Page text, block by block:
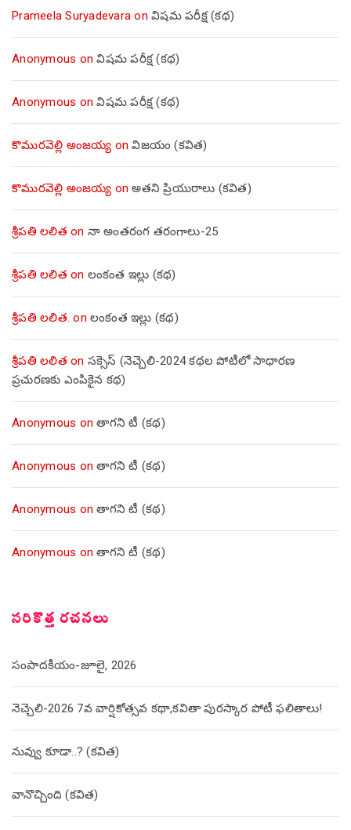
Prameela Suryadevara on విషమ పరీక్ష (క‌థ‌)
Anonymous onవిషమ పరీక్ష (క‌థ‌)
Anonymous onవిషమ పరీక్ష (క‌థ‌)
కొమురవెల్లి అంజయ్య onవిజయం (కవిత)
కొమురవెల్లి అంజయ్య onఅతని ప్రియురాలు (కవిత)
శ్రీపతి లలిత on నా అంతరంగ తరంగాలు-25
శ్రీపతి లలిత on లంకంత ఇల్లు (కథ)
శ్రీపతి లలిత. on లంకంత ఇల్లు (కథ)
శ్రీపతి లలిత on సక్సెస్ (నెచ్చెలి-2024 కథల పోటీలో సాధారణ
ప్రచురణకు ఎంపికైన కథ)
Anonymous onతాగని టీ (కథ)
Anonymous onతాగని టీ (కథ)
Anonymous onతాగని టీ (కథ)
Anonymous onతాగని టీ (కథ)
సరికొత్త రచనలు
సంపాదకీయం-జూలై, 2026
నెచ్చెలి-2026 7వ వార్షికోత్సవ కథా,కవితా పురస్కార పోటీ ఫలితాలు!
నువ్వు కూడా..? (కవిత)
వానొచ్చింది (కవిత)